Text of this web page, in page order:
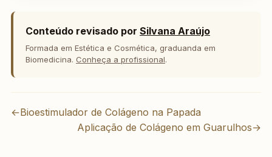
Conteúdo revisado por Silvana Araújo
Formada em Estética e Cosmética, graduanda em
Biomedicina. Conheça a profissional.
←Bioestimulador de Colágeno na Papada
Aplicação de Colágeno em Guarulhos→